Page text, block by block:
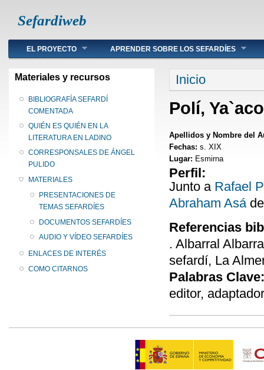
Sefardiweb
Main menu
EL PROYECTO APRENDER SOBRE LOS SEFARDÍES
Materiales y recursos
BIBLIOGRAFÍA SEFARDÍ
COMENTADA
QUIÉN ES QUIÉN EN LA
LITERATURA EN LADINO
CORRESPONSALES DE ÁNGEL
PULIDO
MATERIALES
PRESENTACIONES DE
TEMAS SEFARDÍES
DOCUMENTOS SEFARDÍES
AUDIO Y VÍDEO SEFARDÍES
ENLACES DE INTERÉS
COMO CITARNOS
Se encuentra
Inicio
Polí,
Apellidos y Nombre del
Fechas: s. XIX
Lugar: Esmirna
Perfil:
Junto a Rafael
Abraham Asá
Referencias
. Albarral
sefardí, La
Palabras Clave:
editor,